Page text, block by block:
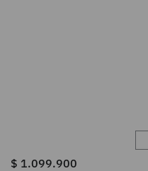
$ 1.099.900